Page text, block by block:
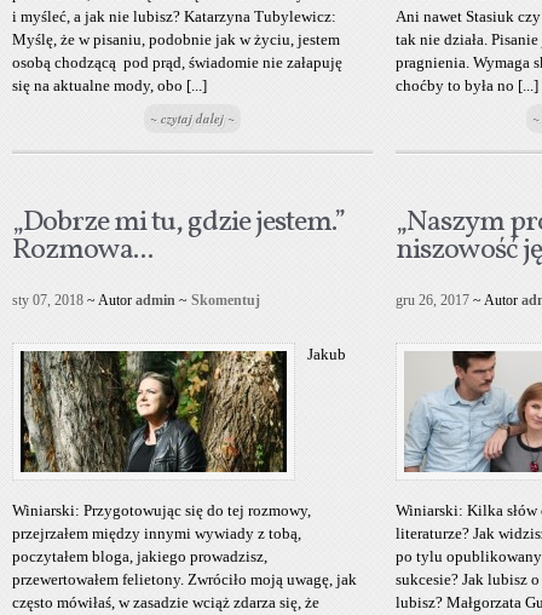
i myśleć, a jak nie lubisz? Katarzyna Tubylewicz:
Myślę, że w pisaniu, podobnie jak w życiu, jestem
osobą chodzącą pod prąd, świadomie nie załapuję
się na aktualne mody, obo [...]
~ czytaj dalej ~
Ani nawet Stasiuk
tak nie działa.
pragnienia. Wymaga
choćby to była no [...]
„Dobrze mi tu, gdzie jestem.”
Rozmowa...
sty 07, 2018 ~ Autor admin ~ Skomentuj
Jakub
Winiarski: Przygotowując się do tej rozmowy,
przejrzałem między innymi wywiady z tobą,
poczytałem bloga, jakiego prowadzisz,
przewertowałem felietony. Zwróciło moją uwagę, jak
często mówiłaś, w zasadzie wciąż zdarza się, że
„Naszym
niszowość
gru 26, 2017 ~ Autor
Winiarski: Kilka słów
literaturze? Jak
po tylu
sukcesie? Jak lubisz
lubisz? Małgorzata